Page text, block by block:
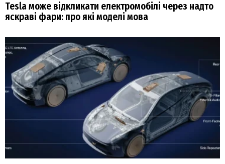
Tesla може відкликати електромобілі через надто
яскраві фари: про які моделі мова